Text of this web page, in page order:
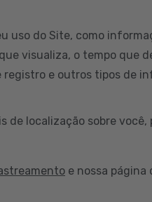
uso do Site, como
visualiza, o tempo que
e outros tipos de
de localização sobre você,
e nossa página